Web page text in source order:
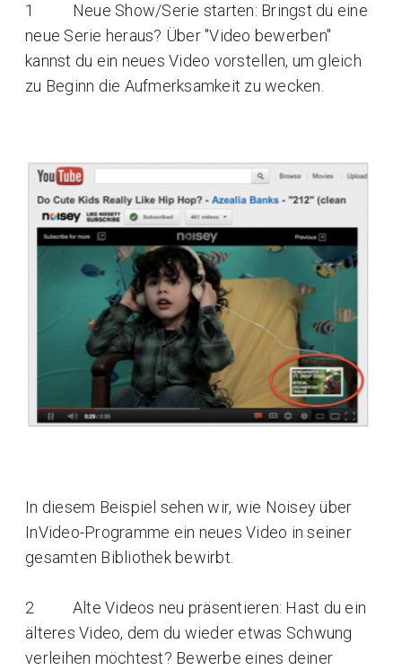
1 Neue Show/Serie starten: Bringst du eine
neue Serie heraus? Über "Video bewerben"
kannst du ein neues Video vorstellen, um gleich
zu Beginn die Aufmerksamkeit zu wecken.
In diesem Beispiel sehen wir, wie Noisey über
InVideo-Programme ein neues Video in seiner
gesamten Bibliothek bewirbt.
2 Alte Videos neu präsentieren: Hast du ein
älteres Video, dem du wieder etwas Schwung
verleihen möchtest? Bewerbe eines deiner